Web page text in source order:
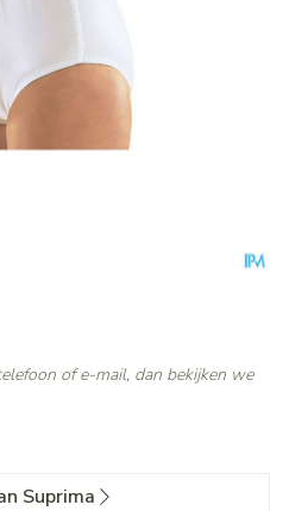
of e-mail, dan bekijken we
Suprima